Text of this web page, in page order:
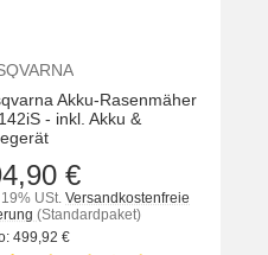
Akku-Rasenmäher
- inkl. Akku &
€
USt. Versandkostenfreie
(Standardpaket)
499,92 €